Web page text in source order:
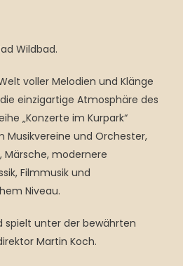
Wildbad.
voller Melodien und Klänge
einzigartige Atmosphäre des
„Konzerte im Kurpark“
Musikvereine und Orchester,
Märsche, modernere
Filmmusik und
Niveau.
spielt unter der bewährten
Martin Koch.